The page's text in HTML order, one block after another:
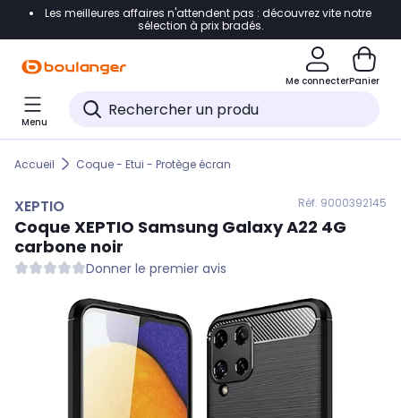
Accéder directement à la navigation
Accéder directement au pied de page
Accéder directement au chatbot
Les meilleures affaires n'attendent pas : découvrez vite notre
sélection à prix bradés.
Me connecterPanier
Menu
Accueil Coque - Etui - Protège écran
XEPTIO Réf. 9000392145
Coque XEPTIO Samsung Galaxy A22 4G
carbone noir
Donner le premier avis